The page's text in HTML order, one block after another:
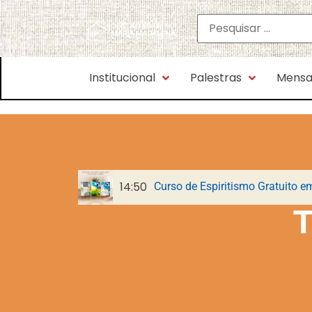
Institucional Palestras
14:50 Curso de Espiritismo Gratuito
Parnaso de Além-Túmulo: o
65 anos do CEMA: a